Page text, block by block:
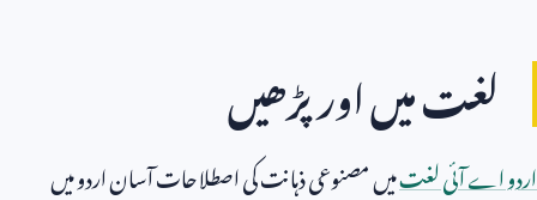
لغت میں اور پڑھیں
اردو اے آئی لغتمیں مصنوعی ذہانت کی اصطلاحات آسان اردو میں